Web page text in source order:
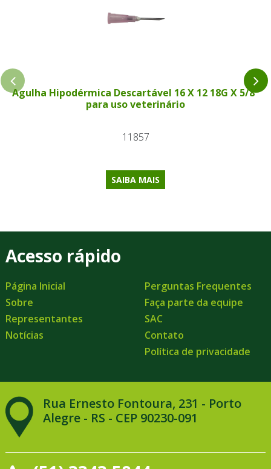
Agulha Hipodérmica Descartável 16 X 12 18G X 5/8"
para uso veterinário
11857
SAIBA MAIS
Acesso rápido
Página Inicial
Sobre
Representantes
Notícias
Perguntas Frequentes
Faça parte da equipe
SAC
Contato
Política de privacidade
Rua Ernesto Fontoura, 231 - Porto
Alegre - RS - CEP 90230-091